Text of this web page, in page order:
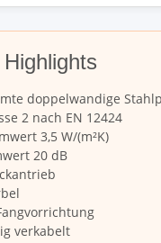
doppelwandige
2 nach EN 12424
3,5 W/(m²K)
20 dB
verkabelt